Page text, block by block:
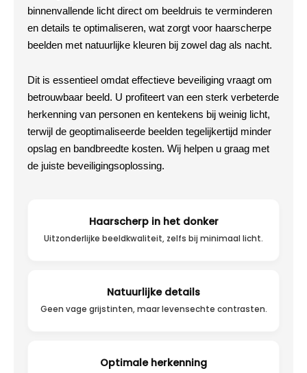
binnenvallende licht direct om beeldruis te verminderen
en details te optimaliseren, wat zorgt voor haarscherpe
beelden met natuurlijke kleuren bij zowel dag als nacht.
Dit is essentieel omdat effectieve beveiliging vraagt om
betrouwbaar beeld. U profiteert van een sterk verbeterde
herkenning van personen en kentekens bij weinig licht,
terwijl de geoptimaliseerde beelden tegelijkertijd minder
opslag en bandbreedte kosten. Wij helpen u graag met
de juiste beveiligingsoplossing.
Haarscherp in het donker
Uitzonderlijke beeldkwaliteit, zelfs bij minimaal licht.
Natuurlijke details
Geen vage grijstinten, maar levensechte contrasten.
Optimale herkenning